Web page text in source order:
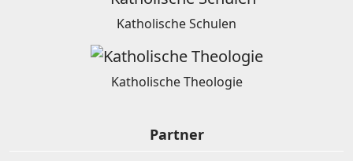
Katholische Schulen
Katholische Theologie
Partner